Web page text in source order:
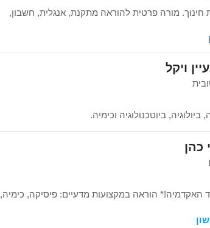
חינוך. מורה פרטית להוראה מתקנת, אנגלית, חשבון,
ויקל
ביוטכנולוגיה וכימיה.
כהן
האקדמיה!* הוראה במקצועות מדעיים: פיסיקה, כימיה,